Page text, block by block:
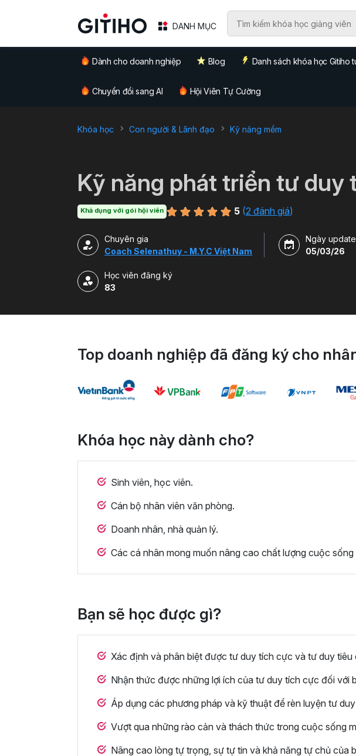
DANH MỤC
Dành cho doanh nghiệp Blog Danh sách khóa học Gitiho
Chuyển đổi sang AI Hội Viên Tự Cường
Khóa học Con người & Lãnh đạo Kỹ năng mềm
Kỹ năng phát triển tư duy
Khả dụng với gói hội viên 5 (2 đánh giá)
Chuyên gia
Coach Selenathuy - M.Y.C Việt Nam
Ngày update
05/03/26
Học viên đăng ký
83
Top doanh nghiệp đã đăng ký cho
Khóa học này dành cho?
Sinh viên, học viên.
Cán bộ nhân viên văn phòng.
Doanh nhân, nhà quản lý.
Các cá nhân mong muốn nâng cao chất lượng cuộc
Bạn sẽ học được gì?
Xác định và phân biệt được tư duy tích cực và tư duy tiêu
Nhận thức được những lợi ích của tư duy tích cực đối với
Áp dụng các phương pháp và kỹ thuật để rèn luyện tư
Vượt qua những rào cản và thách thức trong cuộc sống
Nâng cao lòng tự trọng, sự tự tin và khả năng tự chủ của